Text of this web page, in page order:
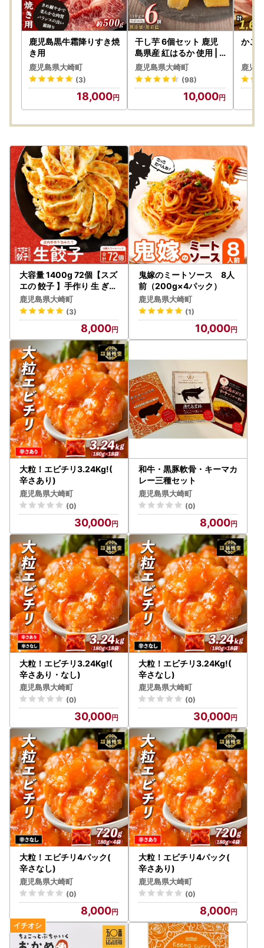
【平日】8：30～17：30 【土日・祝祭日】10：00～17：0
0（1/1～1/3は休業）
電話番号：050-3185-9429
メ－ルで問い合わせ先：外部サイトへリンクします
鹿児島黒牛霜降りすき焼
き用
鹿児島県大崎町
(3)
18,000
干し芋 6個セット 鹿児
島県産 紅はるか 使用 |
干し芋
鹿児島県大崎町
(98)
10,000
かご
鹿児
大容量 1400g 72個【スズ
エの 餃子 】手作り 生 ぎょ
鹿児島県大崎町
(3)
8,000
鬼嫁のミートソース 8人
前（200g×4パック）
鹿児島県大崎町
(1)
10,000
大粒！エビチリ3.24Kg!(
辛さあり)
鹿児島県大崎町
(0)
30,000
和牛・黒豚軟骨・キーマカ
レー三種セット
鹿児島県大崎町
(0)
8,000
大粒！エビチリ3.24Kg!(
辛さあり・なし)
鹿児島県大崎町
(0)
30,000
大粒！エビチリ3.24Kg!(
辛さなし)
鹿児島県大崎町
(0)
30,000
大粒！エビチリ4パック(
辛さなし)
鹿児島県大崎町
(0)
8,000
大粒！エビチリ4パック(
辛さあり)
鹿児島県大崎町
(0)
8,000